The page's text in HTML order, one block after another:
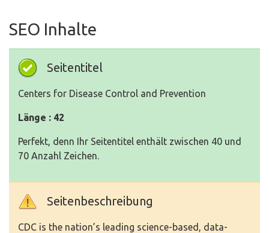
SEO Inhalte
Seitentitel
Centers for Disease Control and Prevention
Länge : 42
Perfekt, denn Ihr Seitentitel enthält zwischen 40 und
70 Anzahl Zeichen.
Seitenbeschreibung
CDC is the nation’s leading science-based, data-